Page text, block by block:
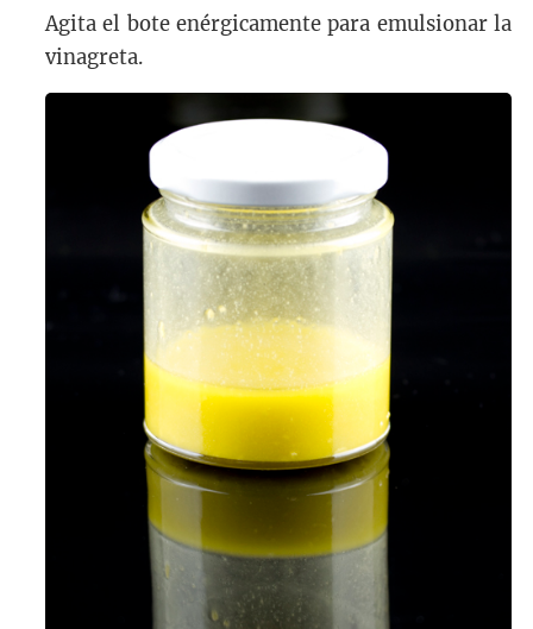
Agita el bote enérgicamente para emulsionar la
vinagreta.